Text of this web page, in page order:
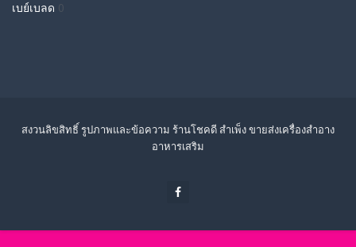
เบย์เบลด 0
สงวนลิขสิทธิ์ รูปภาพและข้อความ ร้านโชคดี สำเพ็ง ขายส่งเครื่องสำอาง
อาหารเสริม